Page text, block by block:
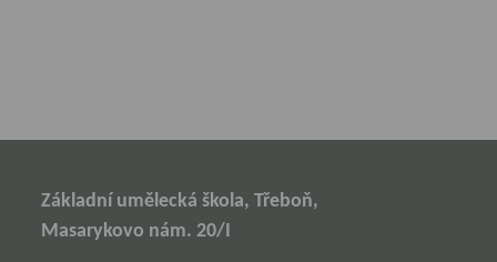
Základní umělecká škola, Třeboň,
Masarykovo nám. 20/I